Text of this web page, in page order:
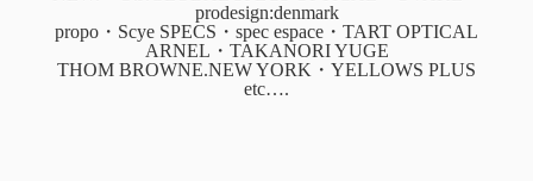
prodesign:denmark
propo・Scye SPECS・spec espace・TART OPTICAL
ARNEL・TAKANORI YUGE
THOM BROWNE.NEW YORK・YELLOWS PLUS
etc….